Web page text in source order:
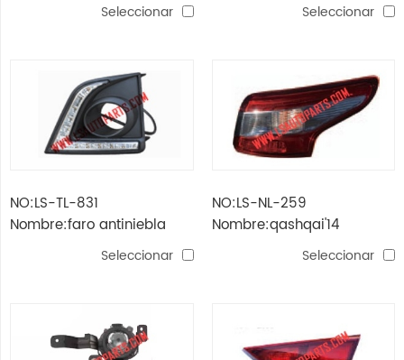
Seleccionar Seleccionar
NO:LS-TL-831
Nombre:faro antiniebla
corolla'14 c / ledSeleccionar
NO:LS-NL-259
Nombre:qashqai'14
lámpara de colaSeleccionar